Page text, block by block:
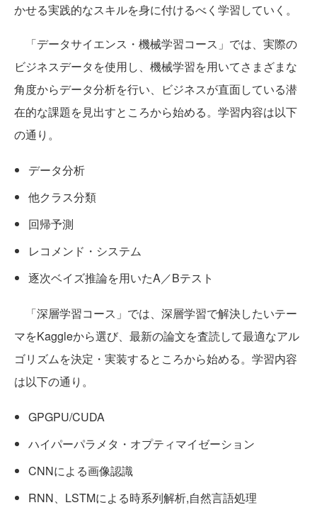
かせる実践的なスキルを身に付けるべく学習していく。
「データサイエンス・機械学習コース」では、実際の
ビジネスデータを使用し、機械学習を用いてさまざまな
角度からデータ分析を行い、ビジネスが直面している潜
在的な課題を見出すところから始める。学習内容は以下
の通り。
データ分析
他クラス分類
回帰予測
レコメンド・システム
逐次ベイズ推論を用いたA／Bテスト
「深層学習コース」では、深層学習で解決したいテー
マをKaggleから選び、最新の論文を査読して最適なアル
ゴリズムを決定・実装するところから始める。学習内容
は以下の通り。
GPGPU/CUDA
ハイパーパラメタ・オプティマイゼーション
CNNによる画像認識
RNN、LSTMによる時系列解析,自然言語処理